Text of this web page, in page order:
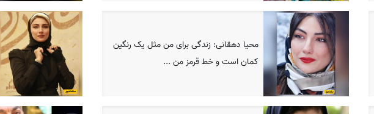
محیا دهقانی: زندگی برای من مثل یک رنگین
کمان است و خط قرمز من ...